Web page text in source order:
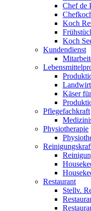
Chef de
Koch
Koch
Kundendienst
Käser
Pflegefachkraft
Physiotherapie
Restaurant
Stellv.